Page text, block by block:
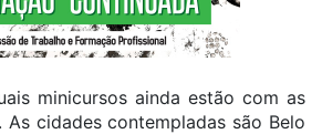
minicursos ainda estão com as
As cidades contempladas são Belo